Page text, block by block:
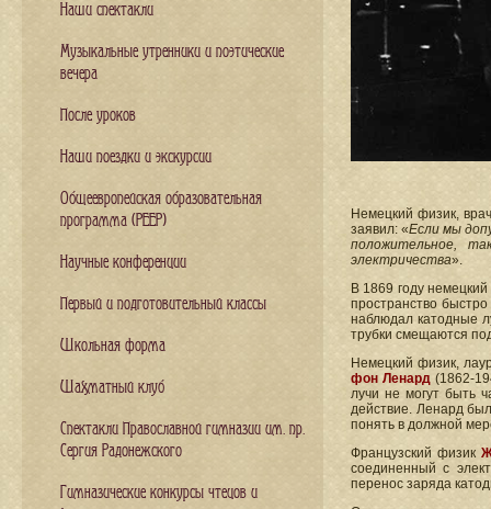
Немецкий физик,
заявил: «Если мы
положительное,
электричества».
В 1869 году
пространство
наблюдал катодные
трубки смещаются
Немецкий физик,
фон Ленард (1862-
лучи не могут быть
действие. Ленард
понять в должной
Французский физик
соединенный с
перенос заряда
Наши спектакли
Музыкальные утренники и поэтические
вечера
После уроков
Наши поездки и экскурсии
Общеевропейская образовательная
программа (PEEP)
Научные конференции
Первый и подготовительный классы
Школьная форма
Шахматный клуб
Спектакли Православной гимназии им. пр.
Сергия Радонежского
Гимназические конкурсы чтецов и